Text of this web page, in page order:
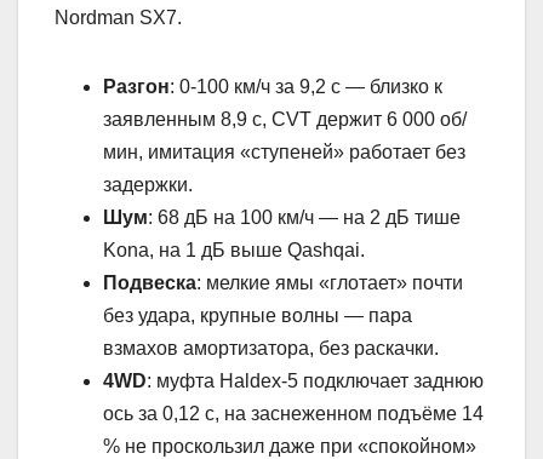
Nordman SX7.
Разгон: 0-100 км/ч за 9,2 с — близко к
заявленным 8,9 с, CVT держит 6 000 об/
мин, имитация «ступеней» работает без
задержки.
Шум: 68 дБ на 100 км/ч — на 2 дБ тише
Kona, на 1 дБ выше Qashqai.
Подвеска: мелкие ямы «глотает» почти
без удара, крупные волны — пара
взмахов амортизатора, без раскачки.
4WD: муфта Haldex-5 подключает заднюю
ось за 0,12 с, на заснеженном подъёме 14
% не проскользил даже при «спокойном»